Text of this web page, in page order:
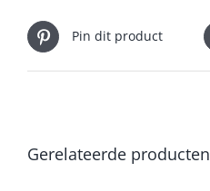
Pin dit product
Gerelateerde producten